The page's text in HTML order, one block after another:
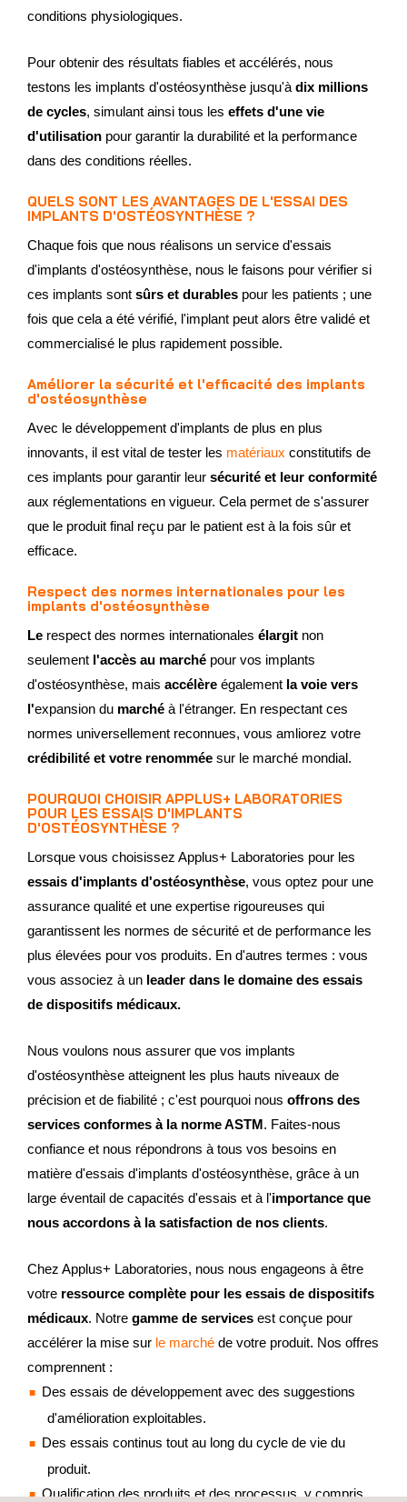
conditions physiologiques.
Pour obtenir des résultats fiables et accélérés, nous
testons les implants d'ostéosynthèse jusqu'à dix millions
de cycles, simulant ainsi tous les effets d'une vie
d'utilisation pour garantir la durabilité et la performance
dans des conditions réelles.
QUELS SONT LES AVANTAGES DE L'ESSAI DES
IMPLANTS D'OSTÉOSYNTHÈSE ?
Chaque fois que nous réalisons un service d'essais
d'implants d'ostéosynthèse, nous le faisons pour vérifier si
ces implants sont sûrs et durables pour les patients ; une
fois que cela a été vérifié, l'implant peut alors être validé et
commercialisé le plus rapidement possible.
Améliorer la sécurité et l'efficacité des implants
d'ostéosynthèse
Avec le développement d'implants de plus en plus
innovants, il est vital de tester les matériaux constitutifs de
ces implants pour garantir leur sécurité et leur conformité
aux réglementations en vigueur. Cela permet de s'assurer
que le produit final reçu par le patient est à la fois sûr et
efficace.
Respect des normes internationales pour les
implants d'ostéosynthèse
Le respect des normes internationales élargit non
seulement l'accès au marché pour vos implants
d'ostéosynthèse, mais accélère également la voie vers
l'expansion du marché à l'étranger. En respectant ces
normes universellement reconnues, vous amliorez votre
crédibilité et votre renommée sur le marché mondial.
POURQUOI CHOISIR APPLUS+ LABORATORIES
POUR LES ESSAIS D'IMPLANTS
D'OSTÉOSYNTHÈSE ?
Lorsque vous choisissez Applus+ Laboratories pour les
essais d'implants d'ostéosynthèse, vous optez pour une
assurance qualité et une expertise rigoureuses qui
garantissent les normes de sécurité et de performance les
plus élevées pour vos produits. En d'autres termes : vous
vous associez à un leader dans le domaine des essais
de dispositifs médicaux.
Nous voulons nous assurer que vos implants
d'ostéosynthèse atteignent les plus hauts niveaux de
précision et de fiabilité ; c'est pourquoi nous offrons des
services conformes à la norme ASTM. Faites-nous
confiance et nous répondrons à tous vos besoins en
matière d'essais d'implants d'ostéosynthèse, grâce à un
large éventail de capacités d'essais et à l'importance que
nous accordons à la satisfaction de nos clients.
Chez Applus+ Laboratories, nous nous engageons à être
votre ressource complète pour les essais de dispositifs
médicaux. Notre gamme de services est conçue pour
accélérer la mise sur le marché de votre produit. Nos offres
comprennent :
Des essais de développement avec des suggestions
d'amélioration exploitables.
Des essais continus tout au long du cycle de vie du
produit.
Qualification des produits et des processus, y compris